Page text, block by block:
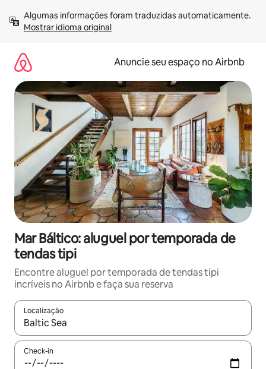
para
Mostrar idioma original
Anuncie seu espaço no Airbnb
Mar Báltico: aluguel por temporada de
tendas tipi
Encontre aluguel por temporada de tendas tipi
incríveis no Airbnb e faça sua reserva
Localização
Quando os resultados estiverem disponíveis, explore-os
Check-in